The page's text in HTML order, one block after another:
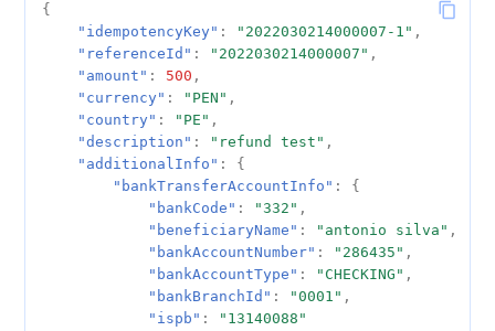
{
"idempotencyKey" : "2022030214000007-1" ,
"referenceId" : "2022030214000007" ,
"amount" : 500 ,
"currency" : "PEN" ,
"country" : "PE" ,
"description" : "refund test" ,
"additionalInfo" :
{
"bankTransferAccountInfo" :
{
"bankCode" : "332" ,
"beneficiaryName" : "antonio silva" ,
"bankAccountNumber" : "286435" ,
"bankAccountType" : "CHECKING" ,
"bankBranchId" : "0001" ,
"ispb" :
"13140088"